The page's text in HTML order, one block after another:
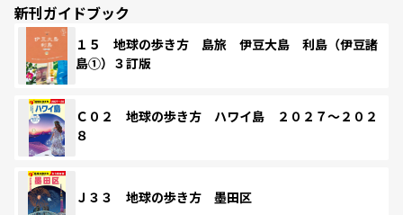
新刊ガイドブック
１５ 地球の歩き方 島旅 伊豆大島 利島（伊豆諸
島①）３訂版
Ｃ０２ 地球の歩き方 ハワイ島 ２０２７～２０２
８
Ｊ３３ 地球の歩き方 墨田区